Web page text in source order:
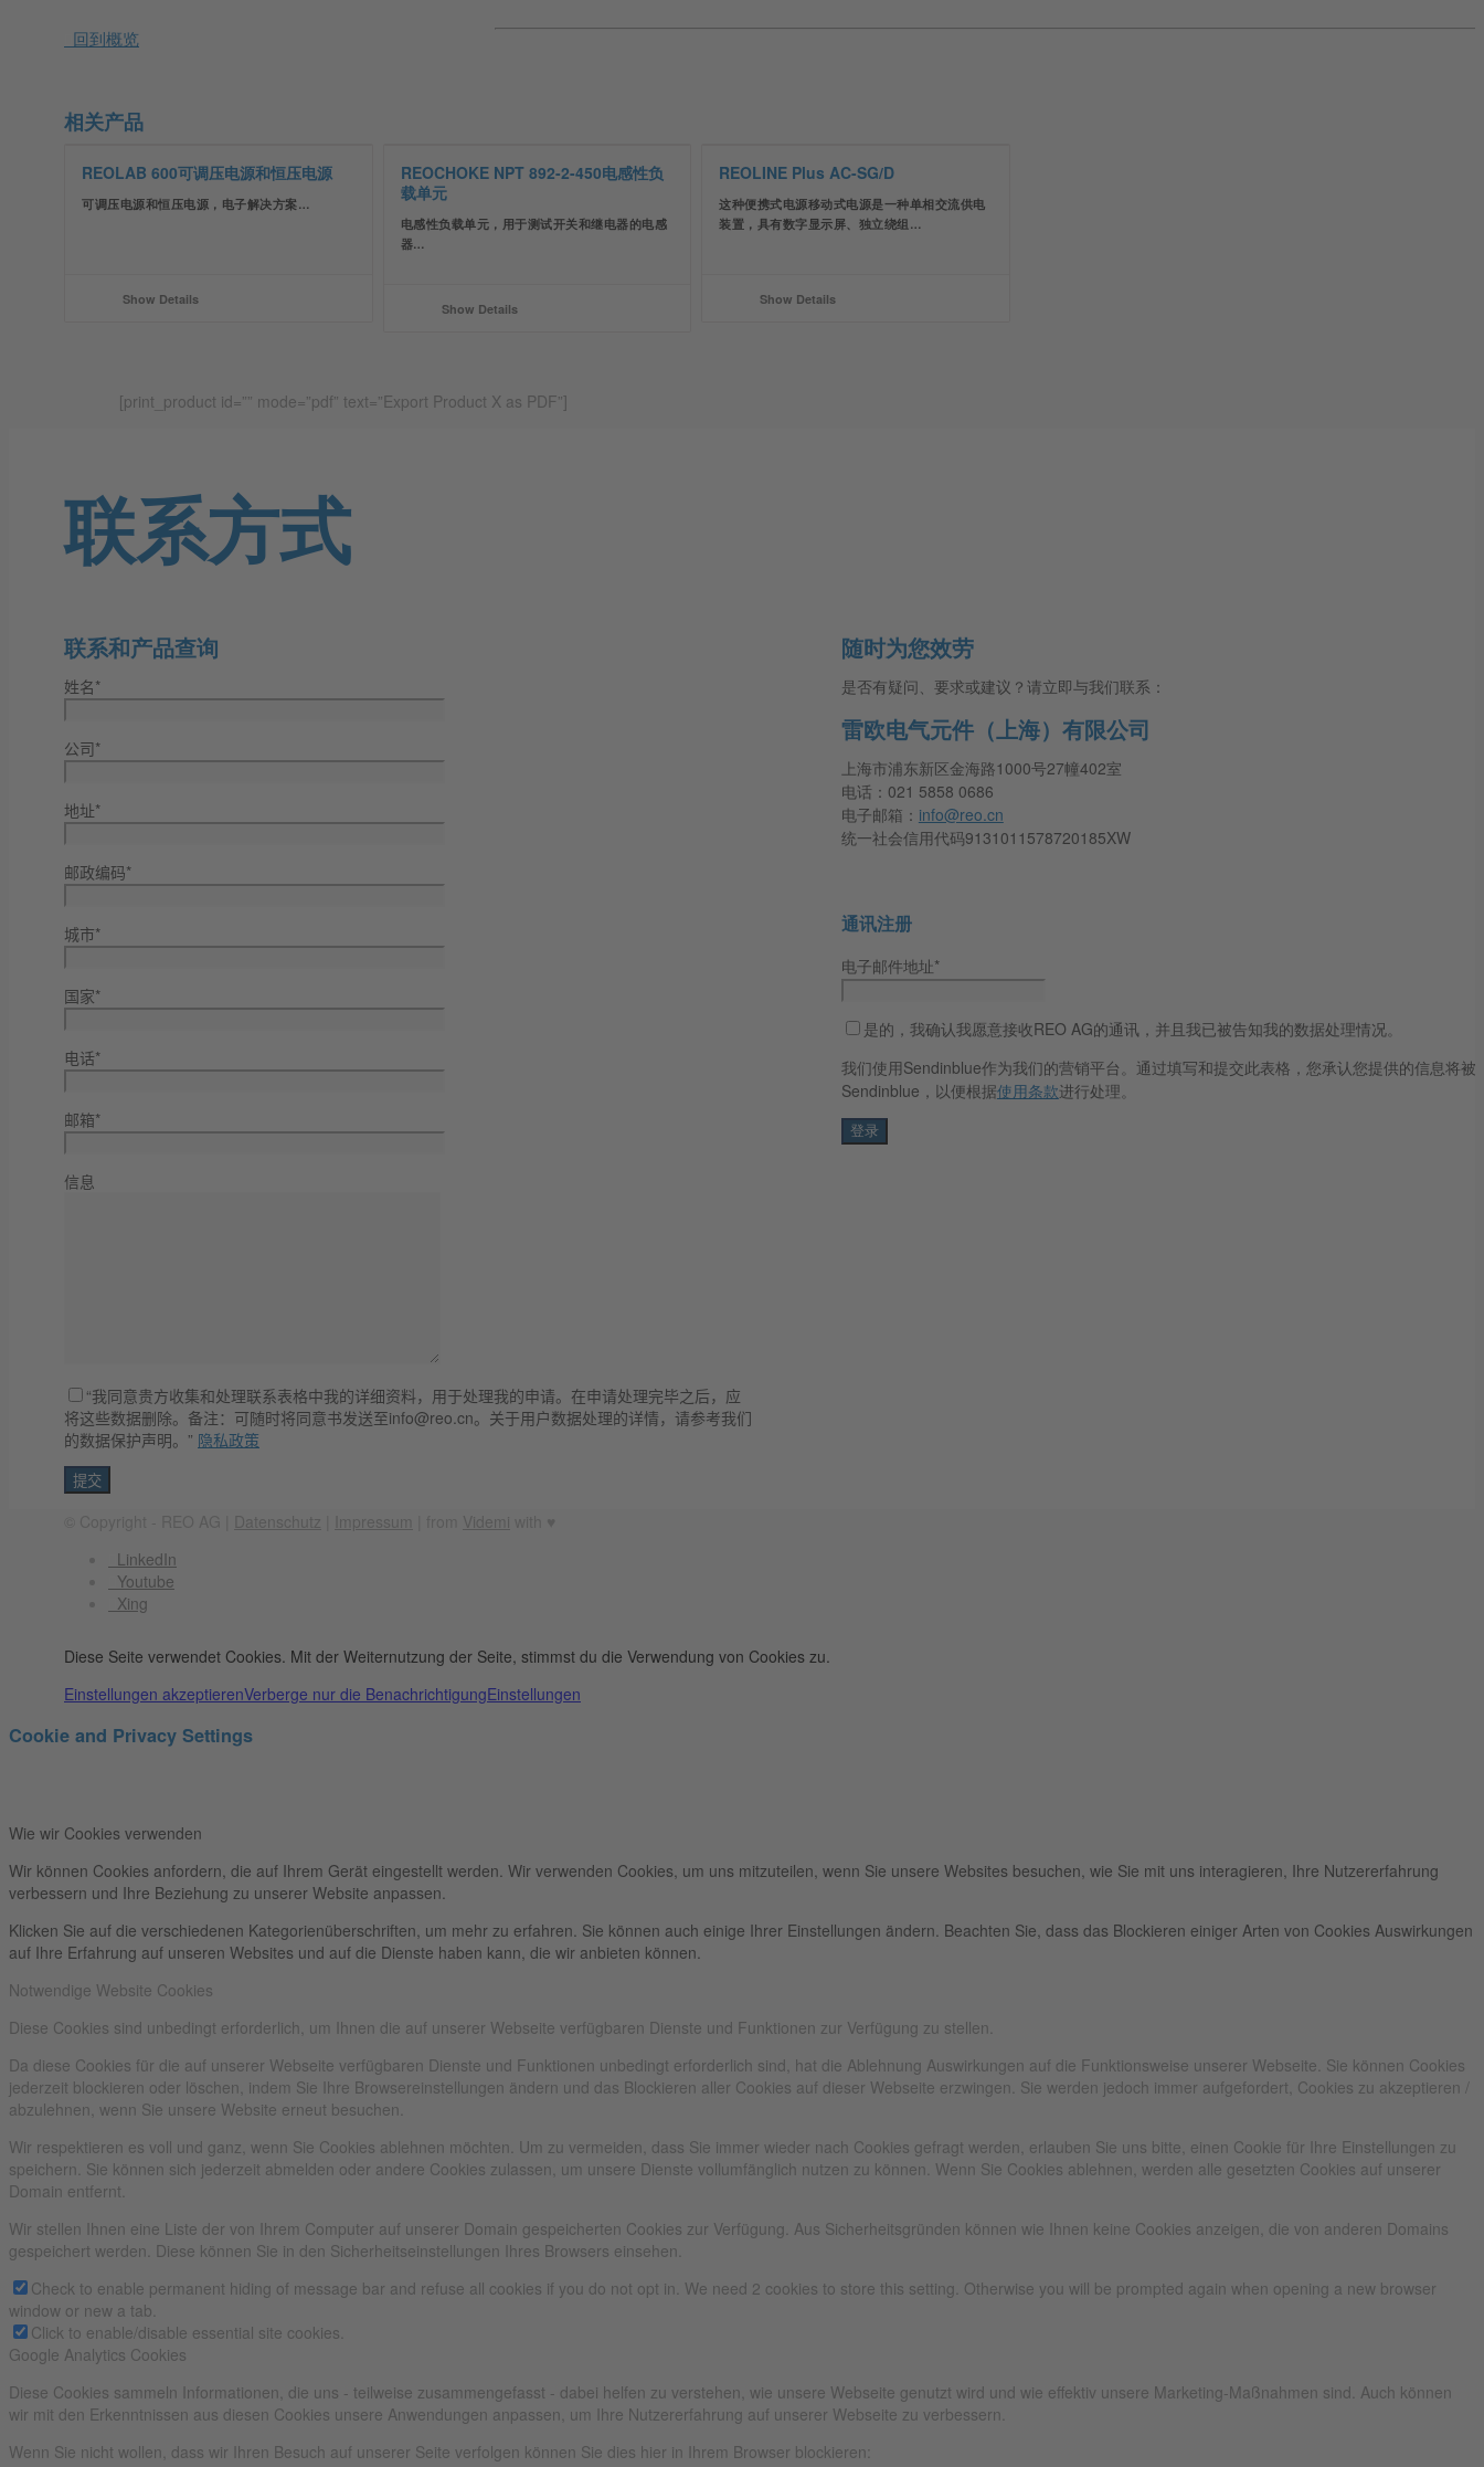
回到概览
相关产品
REOLAB 600可调压电源和恒压电源
可调压电源和恒压电源，电子解决方案…
Show Details
REOCHOKE NPT 892-2-450电感性负
载单元
电感性负载单元，用于测试开关和继电器的电感
器…
Show Details
REOLINE Plus AC-SG/D
这种便携式电源移动式电源是一种单相交流供电
装置，具有数字显示屏、独立绕组…
Show Details
[print_product id=”” mode=”pdf” text=”Export Product X as PDF”]
联系方式
联系和产品查询
姓名*
公司*
地址*
邮政编码*
城市*
国家*
电话*
邮箱*
信息
“我同意贵方收集和处理联系表格中我的详细资料，用于处理我的申请。在申请处理完毕之后，应
将这些数据删除。备注：可随时将同意书发送至info@reo.cn。关于用户数据处理的详情，请参考我们
的数据保护声明。” 隐私政策
随时为您效劳
是否有疑问、要求或建议？请立即与我们联系：
雷欧电气元件（上海）有限公司
上海市浦东新区金海路1000号27幢402室
电话：021 5858 0686
电子邮箱： info@reo.cn
统一社会信用代码9131011578720185XW
通讯注册
电子邮件地址*
是的，我确认我愿意接收REO AG的通讯，并且我已被告知我的数据处理情况。
我们使用Sendinblue作为我们的营销平台。通过填写和提交此表格，您承认您提供的信息将被
Sendinblue，以便根据使用条款进行处理。
Datenschutz Impressum Videmi
LinkedIn
Youtube
Xing
Diese Seite verwendet Cookies. Mit der Weiternutzung der Seite, stimmst du die Verwendung von Cookies zu.
Einstellungen akzeptierenVerberge nur die BenachrichtigungEinstellungen
Cookie and Privacy Settings
Wie wir Cookies verwenden
Wir können Cookies anfordern, die auf Ihrem Gerät eingestellt werden. Wir verwenden Cookies, um uns mitzuteilen, wenn Sie unsere Websites besuchen, wie Sie mit uns interagieren, Ihre Nutzererfahrung
verbessern und Ihre Beziehung zu unserer Website anpassen.
Klicken Sie auf die verschiedenen Kategorienüberschriften, um mehr zu erfahren. Sie können auch einige Ihrer Einstellungen ändern. Beachten Sie, dass das Blockieren einiger Arten von Cookies Auswirkungen
auf Ihre Erfahrung auf unseren Websites und auf die Dienste haben kann, die wir anbieten können.
Notwendige Website Cookies
Diese Cookies sind unbedingt erforderlich, um Ihnen die auf unserer Webseite verfügbaren Dienste und Funktionen zur Verfügung zu stellen.
Da diese Cookies für die auf unserer Webseite verfügbaren Dienste und Funktionen unbedingt erforderlich sind, hat die Ablehnung Auswirkungen auf die Funktionsweise unserer Webseite. Sie können Cookies
jederzeit blockieren oder löschen, indem Sie Ihre Browsereinstellungen ändern und das Blockieren aller Cookies auf dieser Webseite erzwingen. Sie werden jedoch immer aufgefordert, Cookies zu akzeptieren /
abzulehnen, wenn Sie unsere Website erneut besuchen.
Wir respektieren es voll und ganz, wenn Sie Cookies ablehnen möchten. Um zu vermeiden, dass Sie immer wieder nach Cookies gefragt werden, erlauben Sie uns bitte, einen Cookie für Ihre Einstellungen zu
speichern. Sie können sich jederzeit abmelden oder andere Cookies zulassen, um unsere Dienste vollumfänglich nutzen zu können. Wenn Sie Cookies ablehnen, werden alle gesetzten Cookies auf unserer
Domain entfernt.
Wir stellen Ihnen eine Liste der von Ihrem Computer auf unserer Domain gespeicherten Cookies zur Verfügung. Aus Sicherheitsgründen können wie Ihnen keine Cookies anzeigen, die von anderen Domains
gespeichert werden. Diese können Sie in den Sicherheitseinstellungen Ihres Browsers einsehen.
Check to enable permanent hiding of message bar and refuse all cookies if you do not opt in. We need 2 cookies to store this setting. Otherwise you will be prompted again when opening a new browser
window or new a tab.
Click to enable/disable essential site cookies.
Google Analytics Cookies
Diese Cookies sammeln Informationen, die uns - teilweise zusammengefasst - dabei helfen zu verstehen, wie unsere Webseite genutzt wird und wie effektiv unsere Marketing-Maßnahmen sind. Auch können
wir mit den Erkenntnissen aus diesen Cookies unsere Anwendungen anpassen, um Ihre Nutzererfahrung auf unserer Webseite zu verbessern.
Wenn Sie nicht wollen, dass wir Ihren Besuch auf unserer Seite verfolgen können Sie dies hier in Ihrem Browser blockieren: